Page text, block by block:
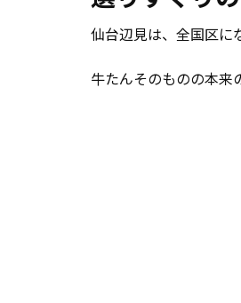
仙台辺見は、全国区に
牛たんそのものの本来